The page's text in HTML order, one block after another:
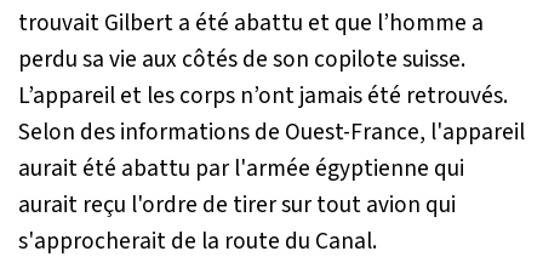
trouvait Gilbert a été abattu et que l’homme a
perdu sa vie aux côtés de son copilote suisse.
L’appareil et les corps n’ont jamais été retrouvés.
Selon des informations de Ouest-France, l'appareil
aurait été abattu par l'armée égyptienne qui
aurait reçu l'ordre de tirer sur tout avion qui
s'approcherait de la route du Canal.